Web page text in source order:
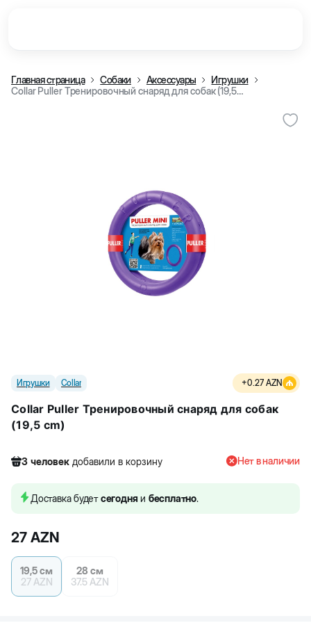
Главная страница Собаки Аксессуары
Игрушки
Collar Puller Тренировочный снаряд для собак (19,5 cm)
Игрушки Collar +0.27 AZN
Collar Puller Тренировочный снаряд для собак
(19,5 cm)
3 человек добавили в корзину
3 человек купили товар
Нет в наличии
Доставка будетсегодня и бесплатно.
27 AZN
19,5 см
27 AZN
28 см
37.5 AZN